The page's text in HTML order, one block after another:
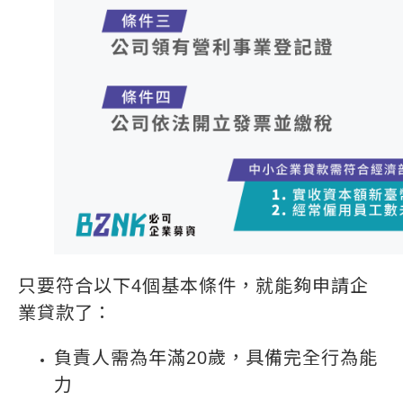
只要符合以下4個基本條件，就能夠申請企
業貸款了：
負責人需為年滿20歲，具備完全行為能
力